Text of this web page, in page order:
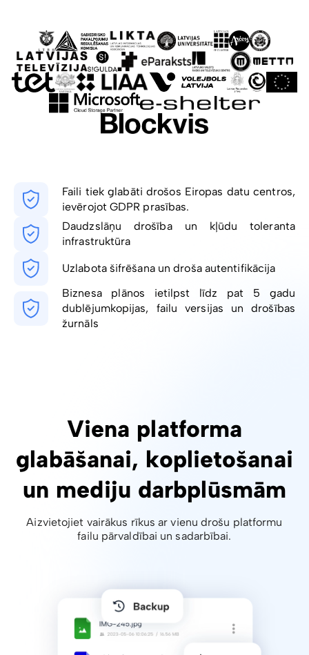
Faili tiek glabāti drošos Eiropas datu centros,
ievērojot GDPR prasības.
Daudzslāņu drošība un kļūdu toleranta
infrastruktūra
Uzlabota šifrēšana un droša autentifikācija
Biznesa plānos ietilpst līdz pat 5 gadu
dublējumkopijas, failu versijas un drošības
žurnāls
Viena platforma
glabāšanai, koplietošanai
un mediju darbplūsmām
Aizvietojiet vairākus rīkus ar vienu drošu platformu
failu pārvaldībai un sadarbībai.